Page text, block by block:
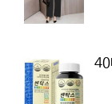
40